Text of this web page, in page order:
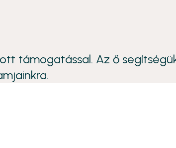
támogatással. Az ő